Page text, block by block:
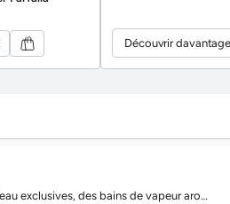
Découvrir
Que tu sois seul ou à deux, tu trouveras chez nous l'offre qui te convient. Entrées aux bains...
Des séances de projection d'eau exclusives, des bains de vapeur aromatiques, des espaces de détente...